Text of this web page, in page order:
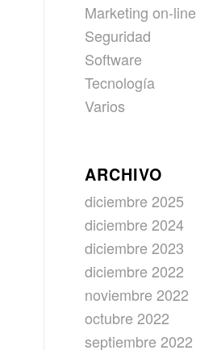
Marketing on-line
Seguridad
Software
Tecnología
Varios
ARCHIVO
diciembre 2025
diciembre 2024
diciembre 2023
diciembre 2022
noviembre 2022
octubre 2022
septiembre 2022